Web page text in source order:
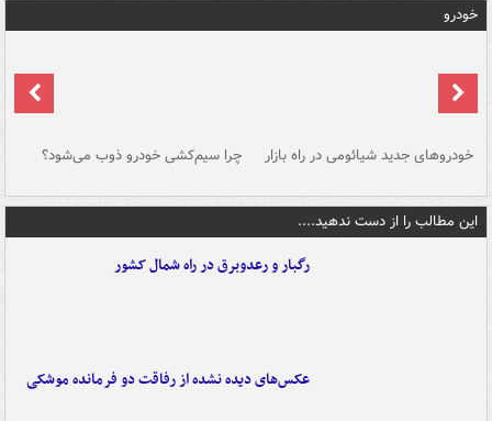
خودرو
خودروهای جدید شیائومی در راه بازار چرا سیم‌کشی خودرو ذوب می‌شود؟
این مطالب را از دست ندهید....
رگبار و رعدوبرق در راه شمال کشور
عکس‌های دیده نشده از رفاقت دو فرمانده‌ موشکی